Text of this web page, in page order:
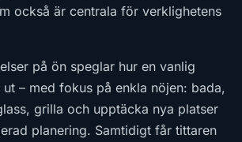
också är centrala för verklighetens
på ön speglar hur en vanlig
ut – med fokus på enkla nöjen: bada,
grilla och upptäcka nya platser
planering. Samtidigt får tittaren